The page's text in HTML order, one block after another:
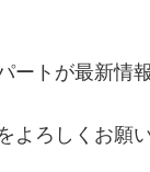
ートが最新情
よろしくお願